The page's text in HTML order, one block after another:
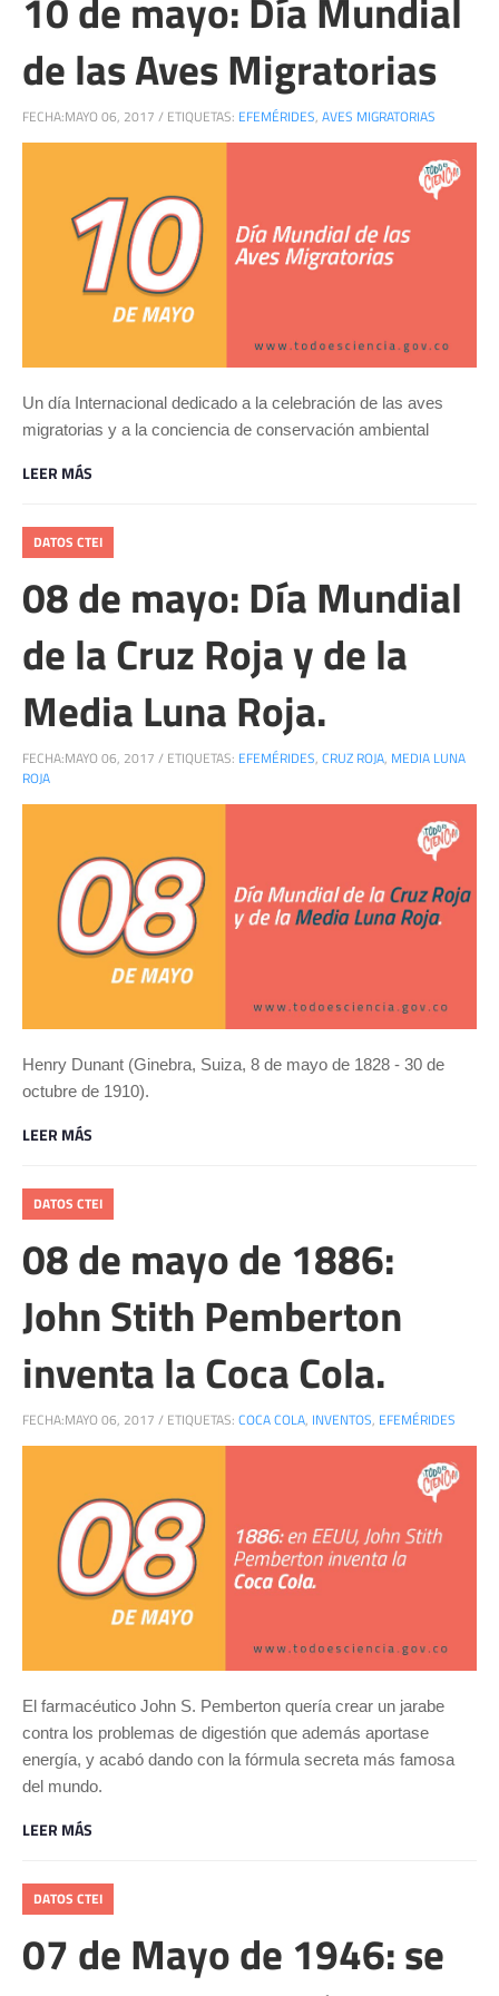
de las Aves Migratorias
FECHA:MAYO 06, 2017 / ETIQUETAS: EFEMÉRIDES, AVES MIGRATORIAS
Un día Internacional dedicado a la celebración de las aves
migratorias y a la conciencia de conservación ambiental
LEER MÁS
DATOS CTEI
08 de mayo: Día Mundial
de la Cruz Roja y de la
Media Luna Roja.
FECHA:MAYO 06, 2017 / ETIQUETAS: EFEMÉRIDES, CRUZ ROJA, MEDIA LUNA
ROJA
Henry Dunant (Ginebra, Suiza, 8 de mayo de 1828 - 30 de
octubre de 1910).
LEER MÁS
DATOS CTEI
08 de mayo de 1886:
John Stith Pemberton
inventa la Coca Cola.
FECHA:MAYO 06, 2017 / ETIQUETAS: COCA COLA, INVENTOS, EFEMÉRIDES
El farmacéutico John S. Pemberton quería crear un jarabe
contra los problemas de digestión que además aportase
energía, y acabó dando con la fórmula secreta más famosa
del mundo.
LEER MÁS
DATOS CTEI
07 de Mayo de 1946: se